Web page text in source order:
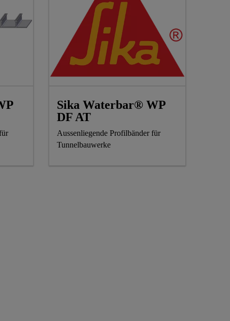
Sika Waterbar® WP
DF AT
Aussenliegende Profilbänder für
Tunnelbauwerke